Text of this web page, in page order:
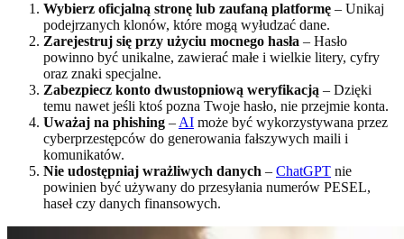
Wybierz oficjalną stronę lub zaufaną platformę – Unikaj
podejrzanych klonów, które mogą wyłudzać dane.
Zarejestruj się przy użyciu mocnego hasła – Hasło
powinno być unikalne, zawierać małe i wielkie litery, cyfry
oraz znaki specjalne.
Zabezpiecz konto dwustopniową weryfikacją – Dzięki
temu nawet jeśli ktoś pozna Twoje hasło, nie przejmie konta.
Uważaj na phishing – AI może być wykorzystywana przez
cyberprzestępców do generowania fałszywych maili i
komunikatów.
Nie udostępniaj wrażliwych danych – ChatGPT nie
powinien być używany do przesyłania numerów PESEL,
haseł czy danych finansowych.